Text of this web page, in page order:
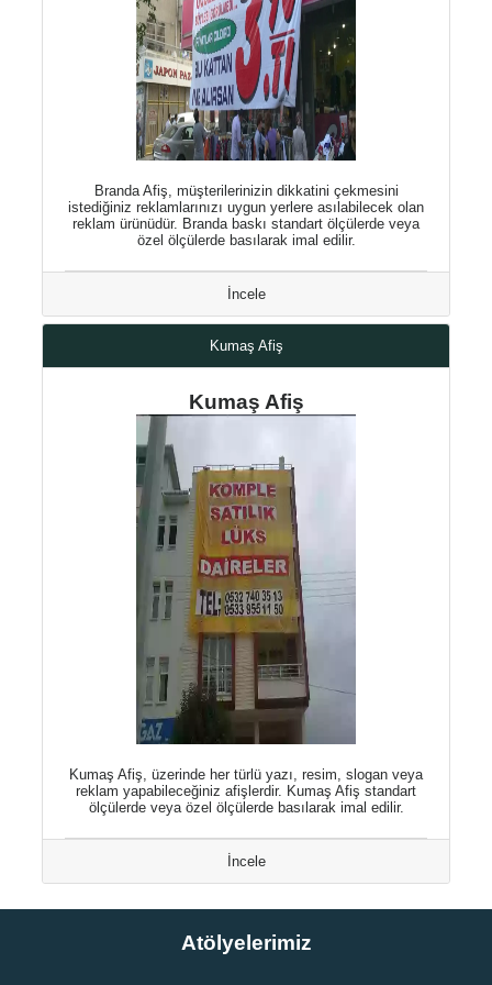
Branda Afiş, müşterilerinizin dikkatini çekmesini
istediğiniz reklamlarınızı uygun yerlere asılabilecek olan
reklam ürünüdür. Branda baskı standart ölçülerde veya
özel ölçülerde basılarak imal edilir.
İncele
Kumaş Afiş
Kumaş Afiş
Kumaş Afiş, üzerinde her türlü yazı, resim, slogan veya
reklam yapabileceğiniz afişlerdir. Kumaş Afiş standart
ölçülerde veya özel ölçülerde basılarak imal edilir.
İncele
Atölyelerimiz